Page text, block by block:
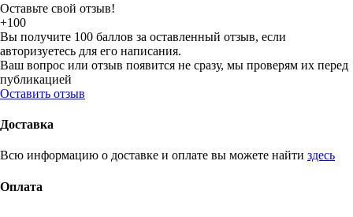
Оставьте свой отзыв!
+100
Вы получите 100 баллов за оставленный отзыв, если
авторизуетесь для его написания.
Ваш вопрос или отзыв появится не сразу, мы проверям их перед
публикацией
Оставить отзыв
Доставка
Всю информацию о доставке и оплате вы можете найти здесь
Оплата